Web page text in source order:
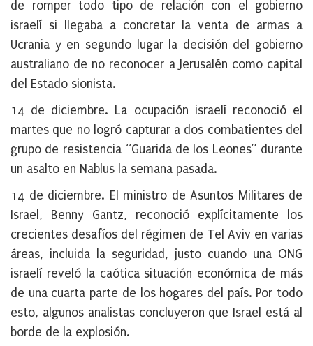
de romper todo tipo de relación con el gobierno
israelí si llegaba a concretar la venta de armas a
Ucrania y en segundo lugar la decisión del gobierno
australiano de no reconocer a Jerusalén como capital
del Estado sionista.
14 de diciembre. La ocupación israelí reconoció el
martes que no logró capturar a dos combatientes del
grupo de resistencia “Guarida de los Leones” durante
un asalto en Nablus la semana pasada.
14 de diciembre. El ministro de Asuntos Militares de
Israel, Benny Gantz, reconoció explícitamente los
crecientes desafíos del régimen de Tel Aviv en varias
áreas, incluida la seguridad, justo cuando una ONG
israelí reveló la caótica situación económica de más
de una cuarta parte de los hogares del país. Por todo
esto, algunos analistas concluyeron que Israel está al
borde de la explosión.